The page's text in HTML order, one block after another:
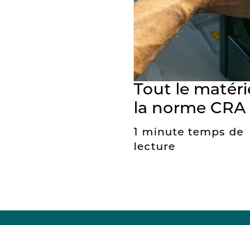
Tout le
la norme CRA
1 minute temps de
lecture